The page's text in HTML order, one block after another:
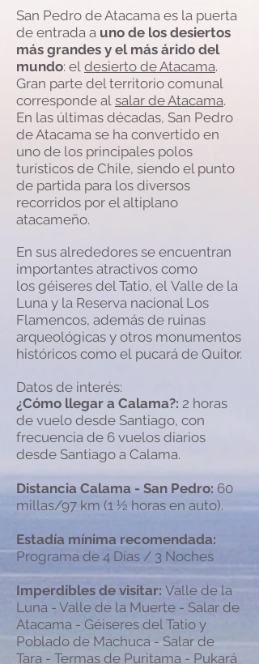
San Pedro de Atacama es la puerta
de entrada a uno de los desiertos
más grandes y el más árido del
mundo: el desierto de Atacama.
Gran parte del territorio comunal
corresponde al salar de Atacama.
En las últimas décadas, San Pedro
de Atacama se ha convertido en
uno de los principales polos
turísticos de Chile, siendo el punto
de partida para los diversos
recorridos por el altiplano
atacameño.
En sus alrededores se encuentran
importantes atractivos como
los géiseres del Tatio, el Valle de la
Luna y la Reserva nacional Los
Flamencos, además de ruinas
arqueológicas y otros monumentos
históricos como el pucará de Quitor.
Datos de interés:
¿Cómo llegar a Calama?: 2 horas
de vuelo desde Santiago, con
frecuencia de 6 vuelos diarios
desde Santiago a Calama.
Distancia Calama - San Pedro: 60
millas/97 km (1 ½ horas en auto).
Estadía mínima recomendada:
Programa de 4 Días / 3 Noches
Imperdibles de visitar: Valle de la
Luna - Valle de la Muerte - Salar de
Atacama - Géiseres del Tatio y
Poblado de Machuca - Salar de
Tara - Termas de Puritama - Pukará